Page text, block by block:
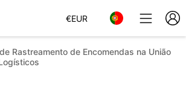
€EUR
Rastreamento de Encomendas na União